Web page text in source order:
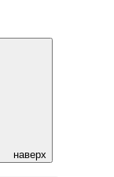
наверх